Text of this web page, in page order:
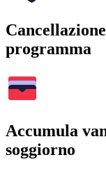
programma
Accumula
soggiorno